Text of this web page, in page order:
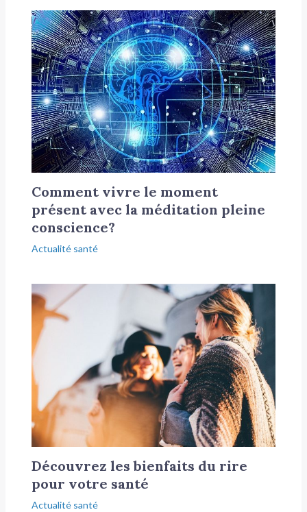
Comment vivre le moment
présent avec la méditation pleine
conscience?
Actualité santé
Découvrez les bienfaits du rire
pour votre santé
Actualité santé